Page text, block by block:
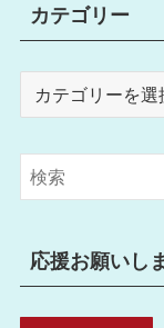
カテゴリー
リ
ー
応援お願いし